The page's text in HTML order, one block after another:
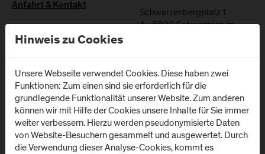
Anfahrt & Kontakt
Schwarzenbergplatz 1
A-5620Schwarzach im
Newsletter
Hinweis zu Cookies
Unsere Webseite verwendet Cookies. Diese haben zwei
Funktionen: Zum einen sind sie erforderlich für die
grundlegende Funktionalität unserer Website. Zum anderen
können wir mit Hilfe der Cookies unsere Inhalte für Sie immer
weiter verbessern. Hierzu werden pseudonymisierte Daten
von Website-Besuchern gesammelt und ausgewertet. Durch
die Verwendung dieser Analyse-Cookies, kommt es